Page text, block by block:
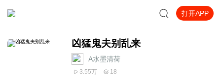
打开APP
凶猛鬼夫别乱来
A水墨清荷
3.55万 18